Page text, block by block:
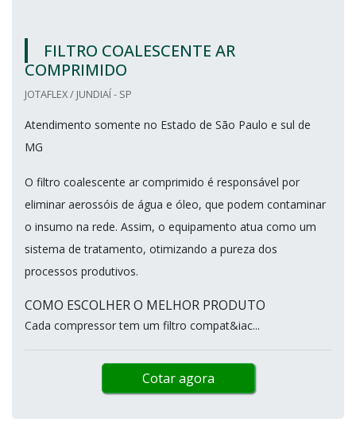
FILTRO COALESCENTE AR
COMPRIMIDO
JOTAFLEX / JUNDIAÍ - SP
Atendimento somente no Estado de São Paulo e sul de
MG
O filtro coalescente ar comprimido é responsável por
eliminar aerossóis de água e óleo, que podem contaminar
o insumo na rede. Assim, o equipamento atua como um
sistema de tratamento, otimizando a pureza dos
processos produtivos.
COMO ESCOLHER O MELHOR PRODUTO
Cada compressor tem um filtro compat&iac...
Cotar agora